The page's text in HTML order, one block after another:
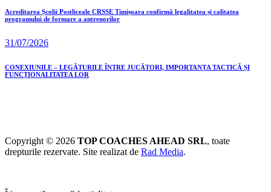
Acreditarea Școlii Postliceale CRSSE Timișoara confirmă legalitatea și calitatea
programului de formare a antrenorilor
31/07/2026
CONEXIUNILE – LEGĂTURILE ÎNTRE JUCĂTORI, IMPORTANȚA TACTICĂ ȘI
FUNCȚIONALITATEA LOR
Copyright © 2026 TOP COACHES AHEAD SRL, toate
drepturile rezervate. Site realizat de Rad Media.